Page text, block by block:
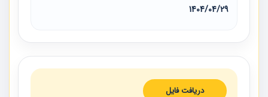
1404/04/29
دریافت فایل